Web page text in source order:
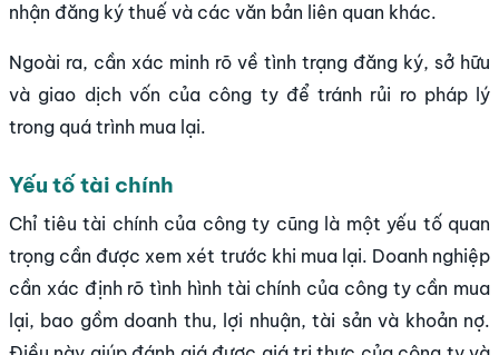
nhận đăng ký thuế và các văn bản liên quan khác.
Ngoài ra, cần xác minh rõ về tình trạng đăng ký, sở hữu
và giao dịch vốn của công ty để tránh rủi ro pháp lý
trong quá trình mua lại.
Yếu tố tài chính
Chỉ tiêu tài chính của công ty cũng là một yếu tố quan
trọng cần được xem xét trước khi mua lại. Doanh nghiệp
cần xác định rõ tình hình tài chính của công ty cần mua
lại, bao gồm doanh thu, lợi nhuận, tài sản và khoản nợ.